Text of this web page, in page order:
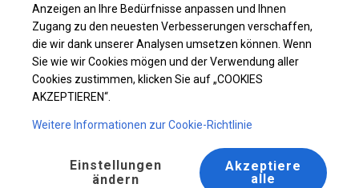
Anzeigen an Ihre Bedürfnisse anpassen und Ihnen
Zugang zu den neuesten Verbesserungen verschaffen,
die wir dank unserer Analysen umsetzen können. Wenn
Sie wie wir Cookies mögen und der Verwendung aller
Cookies zustimmen, klicken Sie auf „COOKIES
AKZEPTIEREN“.
Weitere Informationen zur Cookie-Richtlinie
Einstellungen
ändern
Akzeptiere
alle